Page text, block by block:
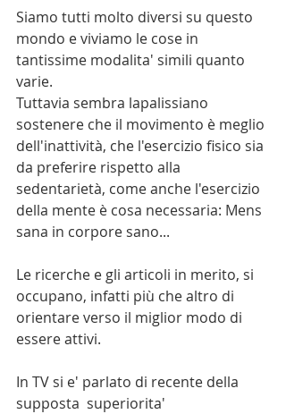
Siamo tutti molto diversi su questo
mondo e viviamo le cose in
tantissime modalita' simili quanto
varie.
Tuttavia sembra lapalissiano
sostenere che il movimento è meglio
dell'inattività, che l'esercizio fisico sia
da preferire rispetto alla
sedentarietà, come anche l'esercizio
della mente è cosa necessaria: Mens
sana in corpore sano...
Le ricerche e gli articoli in merito, si
occupano, infatti più che altro di
orientare verso il miglior modo di
essere attivi.
In TV si e' parlato di recente della
supposta  superiorita'